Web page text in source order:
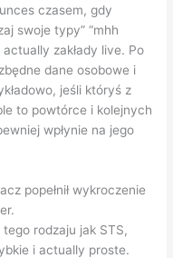
czasem, gdy
swoje typy” “mhh
zakłady live. Po
dane osobowe i
jeśli któryś z
to powtórce i kolejnych
wpłynie na jego
popełnił wykroczenie
rodzaju jak STS,
i actually proste.